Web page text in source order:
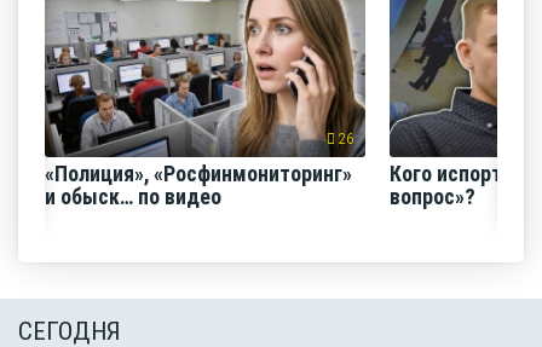
26
«Полиция», «Росфинмониторинг»
и обыск… по видео
Кого испортил
вопрос»?
СЕГОДНЯ